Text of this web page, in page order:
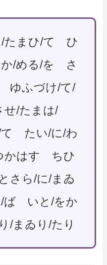
/たまひ/て ひ
/める/を さ
ゆふづけ/て/
せ/たまは/
たい/に/わ
かはす ちひ
さら/に/まゐ
ば いと/をか
/まゐり/たり